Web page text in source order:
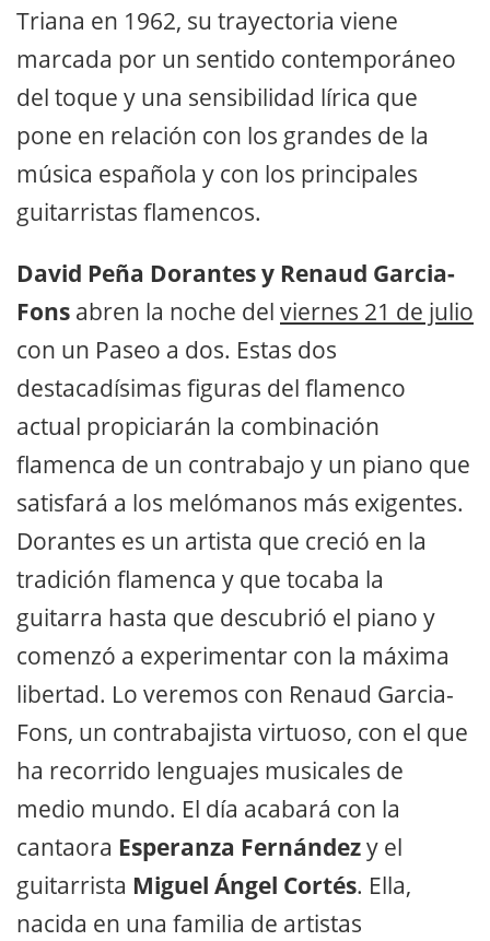
Triana en 1962, su trayectoria viene
marcada por un sentido contemporáneo
del toque y una sensibilidad lírica que
pone en relación con los grandes de la
música española y con los principales
guitarristas flamencos.
David Peña Dorantes y Renaud Garcia-
Fons abren la noche del viernes 21 de julio
con un Paseo a dos. Estas dos
destacadísimas figuras del flamenco
actual propiciarán la combinación
flamenca de un contrabajo y un piano que
satisfará a los melómanos más exigentes.
Dorantes es un artista que creció en la
tradición flamenca y que tocaba la
guitarra hasta que descubrió el piano y
comenzó a experimentar con la máxima
libertad. Lo veremos con Renaud Garcia-
Fons, un contrabajista virtuoso, con el que
ha recorrido lenguajes musicales de
medio mundo. El día acabará con la
cantaora Esperanza Fernándezy el
guitarrista Miguel Ángel Cortés. Ella,
nacida en una familia de artistas